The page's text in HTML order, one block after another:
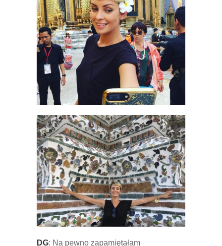
DG: Na pewno zapamiętałam